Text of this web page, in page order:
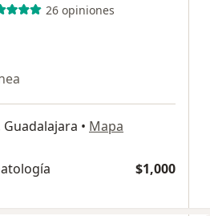
26 opiniones
Guadalajara • Mapa
$1,000